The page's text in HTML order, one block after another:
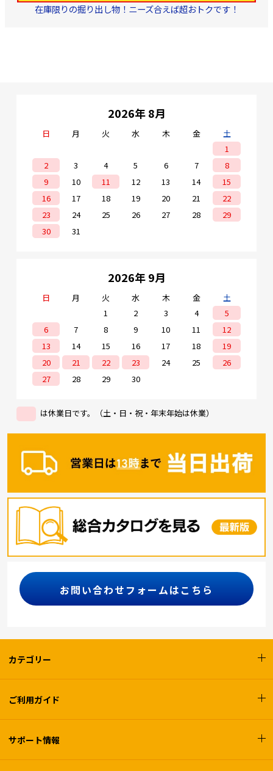
在庫限りの掘り出し物！ニーズ合えば超おトクです！
2026年 8月
日 月 火 水 木 金
土
1
2
3 4 5 6 7
8
9
10 11 12 13 14
15
16
17 18 19 20 21
22
23
24 25 26 27 28
29
30
31
2026年 9月
日 月 火 水 木 金
土
1
2 3 4
5
6
7 8 9 10 11
12
13
14 15 16 17 18
19
20
21 22 23 24 25
26
27
28 29 30
は休業日です。（土・日・祝・年末年始は休業）
お問い合わせフォームはこちら
カテゴリー
ご利用ガイド
サポート情報